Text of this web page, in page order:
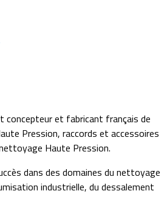
concepteur et fabricant français de
Pression, raccords et accessoires
Haute Pression.
dans des domaines du nettoyage
industrielle, du dessalement